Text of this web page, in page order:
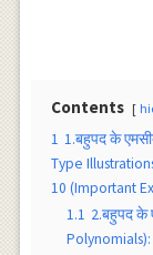
Contents
1 1.बहुपद के
Type
10 (Important
1.1 2.बहुपद के
Polynomials):